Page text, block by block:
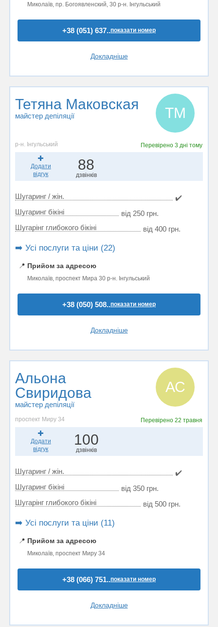
Миколаїв, пр. Богоявленский, 30 р-н. Інгульський
+38 (051) 637..показати номер
Докладніше
Тетяна Маковская
майстер депіляції ТМ
р-н. Інгульський Перевірено3 дні тому
Додати
відгук
88
дзвінків
Шугаринг / жін.
✔️
Шугаринг бікіні
від 250 грн.
Шугарінг глибокого бікіні
від 400 грн.
➡️ Усі послуги та ціни (22)
📍 Прийом за адресою
Миколаїв, проспект Мира 30 р-н. Інгульський
+38 (050) 508..показати номер
Докладніше
Альона
Свиридова
майстер депіляції
АС
проспект Миру 34 Перевірено22 травня
Додати
відгук
100
дзвінків
Шугаринг / жін.
✔️
Шугаринг бікіні
від 350 грн.
Шугарінг глибокого бікіні
від 500 грн.
➡️ Усі послуги та ціни (11)
📍 Прийом за адресою
Миколаїв, проспект Миру 34
+38 (066) 751..показати номер
Докладніше